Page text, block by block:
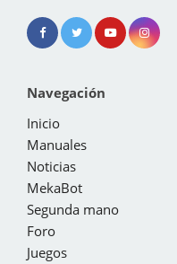
Navegación
Inicio
Manuales
Noticias
MekaBot
Segunda mano
Foro
Juegos